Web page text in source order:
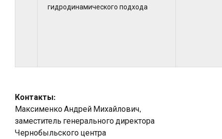
гидродинамического подхода
Контакты:
Максименко Андрей Михайлович,
заместитель генерального директора
Чернобыльского центра